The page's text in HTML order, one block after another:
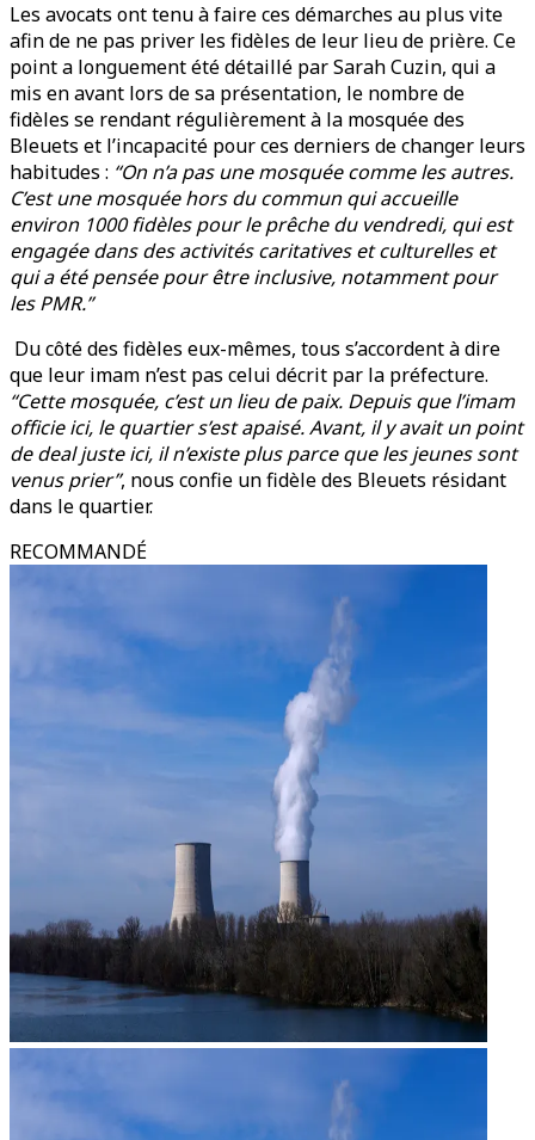
Les avocats ont tenu à faire ces démarches au plus vite
afin de ne pas priver les fidèles de leur lieu de prière. Ce
point a longuement été détaillé par Sarah Cuzin, qui a
mis en avant lors de sa présentation, le nombre de
fidèles se rendant régulièrement à la mosquée des
Bleuets et l’incapacité pour ces derniers de changer leurs
habitudes : “On n’a pas une mosquée comme les autres.
C’est une mosquée hors du commun qui accueille
environ 1000 fidèles pour le prêche du vendredi, qui est
engagée dans des activités caritatives et culturelles et
qui a été pensée pour être inclusive, notamment pour
les PMR.”
Du côté des fidèles eux-mêmes, tous s’accordent à dire
que leur imam n’est pas celui décrit par la préfecture.
“Cette mosquée, c’est un lieu de paix. Depuis que l’imam
officie ici, le quartier s’est apaisé. Avant, il y avait un point
de deal juste ici, il n’existe plus parce que les jeunes sont
venus prier”, nous confie un fidèle des Bleuets résidant
dans le quartier.
RECOMMANDÉ